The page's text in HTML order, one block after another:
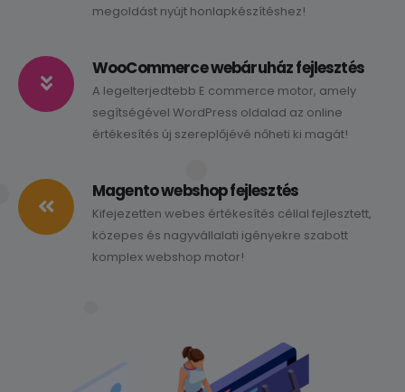
megoldást nyújt honlapkészítéshez!
WooCommerce webáruház fejlesztés
A legelterjedtebb E commerce motor, amely
segítségével WordPress oldalad az online
értékesítés új szereplőjévé nőheti ki magát!
Magento webshop fejlesztés
Kifejezetten webes értékesítés céllal fejlesztett,
közepes és nagyvállalati igényekre szabott
komplex webshop motor!